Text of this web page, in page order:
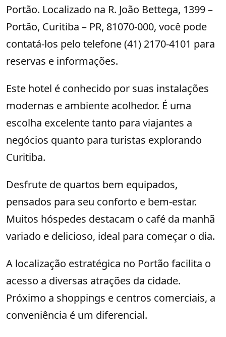
Portão. Localizado na R. João Bettega, 1399 –
Portão, Curitiba – PR, 81070-000, você pode
contatá-los pelo telefone (41) 2170-4101 para
reservas e informações.
Este hotel é conhecido por suas instalações
modernas e ambiente acolhedor. É uma
escolha excelente tanto para viajantes a
negócios quanto para turistas explorando
Curitiba.
Desfrute de quartos bem equipados,
pensados para seu conforto e bem-estar.
Muitos hóspedes destacam o café da manhã
variado e delicioso, ideal para começar o dia.
A localização estratégica no Portão facilita o
acesso a diversas atrações da cidade.
Próximo a shoppings e centros comerciais, a
conveniência é um diferencial.